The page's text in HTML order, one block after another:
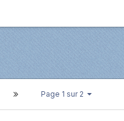
Page 1 sur 2